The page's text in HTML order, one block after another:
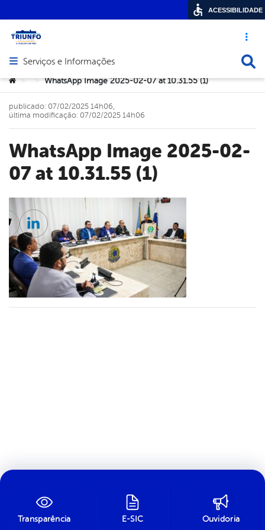
Acesso
Abrir menu principal de navegação
Serviços e Informações
Você está aqui:
> > WhatsApp Image 2025-02-07 at 10.31.55 (1)
WhatsApp Image 2025-02-
07 at 10.31.55 (1)
publicado: 07/02/2025 14h06,
última modificação: 07/02/2025 14h06
Twitter
Linkedin
Transparência E-SIC Ouvidoria
ACESSIBILIDADE